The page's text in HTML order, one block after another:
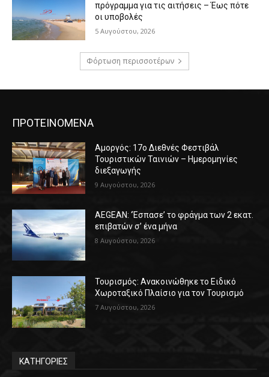
πρόγραμμα για τις αιτήσεις – Έως πότε
οι υποβολές
5 Αυγούστου, 2026
Φόρτωση περισσοτέρων
ΠΡΟΤΕΙΝΟΜΕΝΑ
Αμοργός: 17ο Διεθνές Φεστιβάλ
Τουριστικών Ταινιών – Ημερομηνίες
διεξαγωγής
9 Αυγούστου, 2026
AEGEAN: ‘Έσπασε’ το φράγμα των 2 εκατ.
επιβατών σ’ ένα μήνα
8 Αυγούστου, 2026
Τουρισμός: Ανακοινώθηκε το Ειδικό
Χωροταξικό Πλαίσιο για τον Τουρισμό
7 Αυγούστου, 2026
ΚΑΤΗΓΟΡΙΕΣ